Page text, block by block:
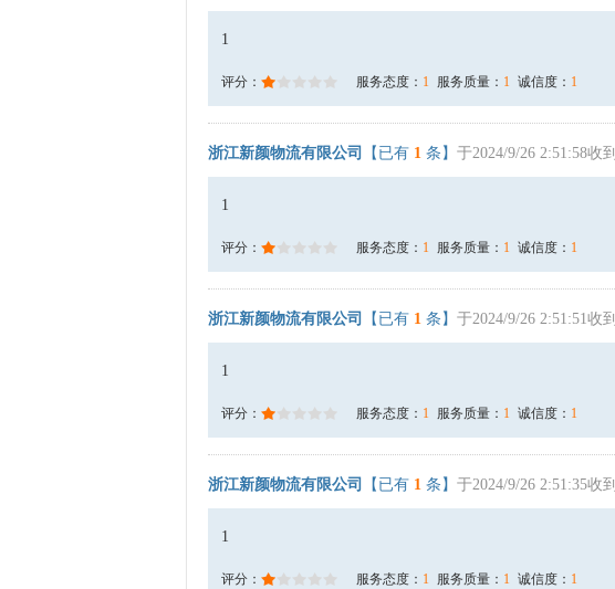
1
评分： 服务态度： 1 服务质量： 1 诚信度： 1
浙江新颜物流有限公司 【已有 1 条】 于2024/9/26 2:51:58收到
1
评分： 服务态度： 1 服务质量： 1 诚信度： 1
浙江新颜物流有限公司 【已有 1 条】 于2024/9/26 2:51:51收到
1
评分： 服务态度： 1 服务质量： 1 诚信度： 1
浙江新颜物流有限公司 【已有 1 条】 于2024/9/26 2:51:35收到
1
评分： 服务态度： 1 服务质量： 1 诚信度： 1